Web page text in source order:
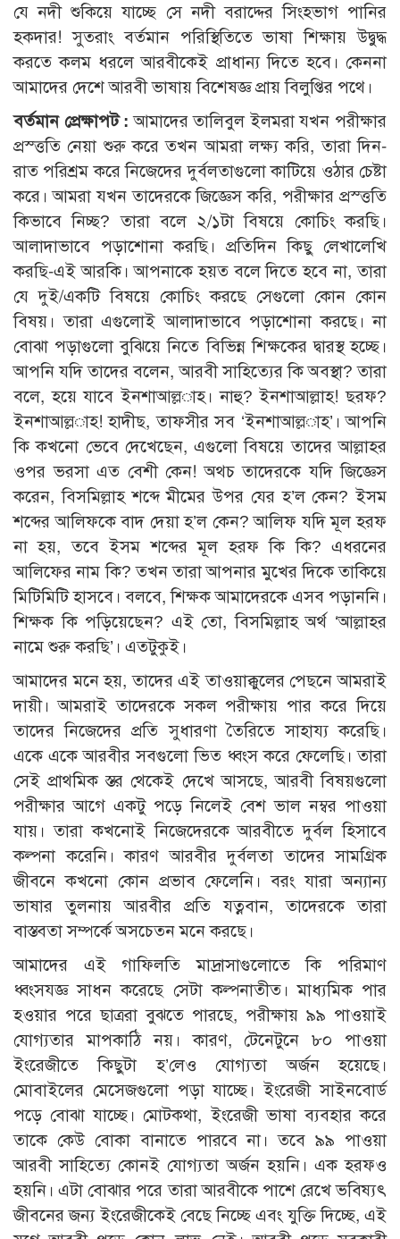
যে নদী শুকিয়ে যাচ্ছে সে নদী বরাদ্দের সিংহভাগ পানির
হকদার! সুতরাং বর্তমান পরিস্থিতিতে ভাষা শিক্ষায় উদ্বুদ্ধ
করতে কলম ধরলে আরবীকেই প্রাধান্য দিতে হবে। কেননা
আমাদের দেশে আরবী ভাষায় বিশেষজ্ঞ প্রায় বিলুপ্তির পথে।
বর্তমান প্রেক্ষাপট : আমাদের তালিবুল ইলমরা যখন পরীক্ষার
প্রস্ত্ততি নেয়া শুরু করে তখন আমরা লক্ষ্য করি, তারা দিন-
রাত পরিশ্রম করে নিজেদের দুর্বলতাগুলো কাটিয়ে ওঠার চেষ্টা
করে। আমরা যখন তাদেরকে জিজ্ঞেস করি, পরীক্ষার প্রস্ত্ততি
কিভাবে নিচ্ছ? তারা বলে ২/১টা বিষয়ে কোচিং করছি।
আলাদাভাবে পড়াশোনা করছি। প্রতিদিন কিছু লেখালেখি
করছি-এই আরকি। আপনাকে হয়ত বলে দিতে হবে না, তারা
যে দুই/একটি বিষয়ে কোচিং করছে সেগুলো কোন কোন
বিষয়। তারা এগুলোই আলাদাভাবে পড়াশোনা করছে। না
বোঝা পড়াগুলো বুঝিয়ে নিতে বিভিন্ন শিক্ষকের দ্বারস্থ হচ্ছে।
আপনি যদি তাদের বলেন, আরবী সাহিত্যের কি অবস্থা? তারা
বলে, হয়ে যাবে ইনশাআল্ল­াহ। নাহু? ইনশাআল্লাহ! ছরফ?
ইনশাআল্ল­াহ! হাদীছ, তাফসীর সব ‘ইনশাআল্ল­াহ’। আপনি
কি কখনো ভেবে দেখেছেন, এগুলো বিষয়ে তাদের আল্লাহর
ওপর ভরসা এত বেশী কেন! অথচ তাদেরকে যদি জিজ্ঞেস
করেন, বিসমিল্লাহ শব্দে মীমের উপর যের হ’ল কেন? ইসম
শব্দের আলিফকে বাদ দেয়া হ’ল কেন? আলিফ যদি মূল হরফ
না হয়, তবে ইসম শব্দের মূল হরফ কি কি? এধরনের
আলিফের নাম কি? তখন তারা আপনার মুখের দিকে তাকিয়ে
মিটিমিটি হাসবে। বলবে, শিক্ষক আমাদেরকে এসব পড়াননি।
শিক্ষক কি পড়িয়েছেন? এই তো, বিসমিল্লাহ অর্থ ‘আল্লাহর
নামে শুরু করছি’। এতটুকুই।
আমাদের মনে হয়, তাদের এই তাওয়াক্কুলের পেছনে আমরাই
দায়ী। আমরাই তাদেরকে সকল পরীক্ষায় পার করে দিয়ে
তাদের নিজেদের প্রতি সুধারণা তৈরিতে সাহায্য করেছি।
একে একে আরবীর সবগুলো ভিত ধ্বংস করে ফেলেছি। তারা
সেই প্রাথমিক স্তর থেকেই দেখে আসছে, আরবী বিষয়গুলো
পরীক্ষার আগে একটু পড়ে নিলেই বেশ ভাল নম্বর পাওয়া
যায়। তারা কখনোই নিজেদেরকে আরবীতে দুর্বল হিসাবে
কল্পনা করেনি। কারণ আরবীর দুর্বলতা তাদের সামগ্রিক
জীবনে কখনো কোন প্রভাব ফেলেনি। বরং যারা অন্যান্য
ভাষার তুলনায় আরবীর প্রতি যত্নবান, তাদেরকে তারা
বাস্তবতা সম্পর্কে অসচেতন মনে করছে।
আমাদের এই গাফিলতি মাদ্রাসাগুলোতে কি পরিমাণ
ধ্বংসযজ্ঞ সাধন করেছে সেটা কল্পনাতীত। মাধ্যমিক পার
হওয়ার পরে ছাত্ররা বুঝতে পারছে, পরীক্ষায় ৯৯ পাওয়াই
যোগ্যতার মাপকাঠি নয়। কারণ, টেনেটুনে ৮০ পাওয়া
ইংরেজীতে কিছুটা হ’লেও যোগ্যতা অর্জন হয়েছে।
মোবাইলের মেসেজগুলো পড়া যাচ্ছে। ইংরেজী সাইনবোর্ড
পড়ে বোঝা যাচ্ছে। মোটকথা, ইংরেজী ভাষা ব্যবহার করে
তাকে কেউ বোকা বানাতে পারবে না। তবে ৯৯ পাওয়া
আরবী সাহিত্যে কোনই যোগ্যতা অর্জন হয়নি। এক হরফও
হয়নি। এটা বোঝার পরে তারা আরবীকে পাশে রেখে ভবিষ্যৎ
জীবনের জন্য ইংরেজীকেই বেছে নিচ্ছে এবং যুক্তি দিচ্ছে, এই